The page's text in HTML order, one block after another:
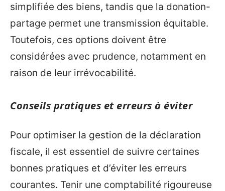
simplifiée des biens, tandis que la donation-
partage permet une transmission équitable.
Toutefois, ces options doivent être
considérées avec prudence, notamment en
raison de leur irrévocabilité.
Conseils pratiques et erreurs à éviter
Pour optimiser la gestion de la déclaration
fiscale, il est essentiel de suivre certaines
bonnes pratiques et d’éviter les erreurs
courantes. Tenir une comptabilité rigoureuse